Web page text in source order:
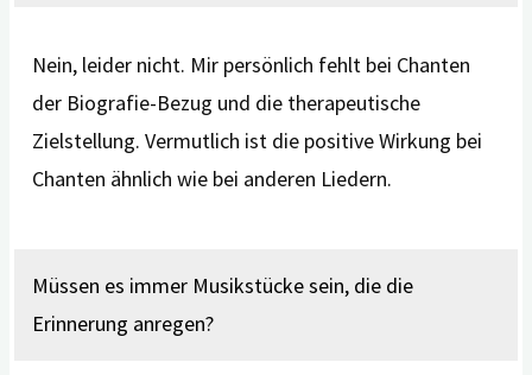
Nein, leider nicht. Mir persönlich fehlt bei Chanten
der Biografie-Bezug und die therapeutische
Zielstellung. Vermutlich ist die positive Wirkung bei
Chanten ähnlich wie bei anderen Liedern.
Müssen es immer Musikstücke sein, die die
Erinnerung anregen?